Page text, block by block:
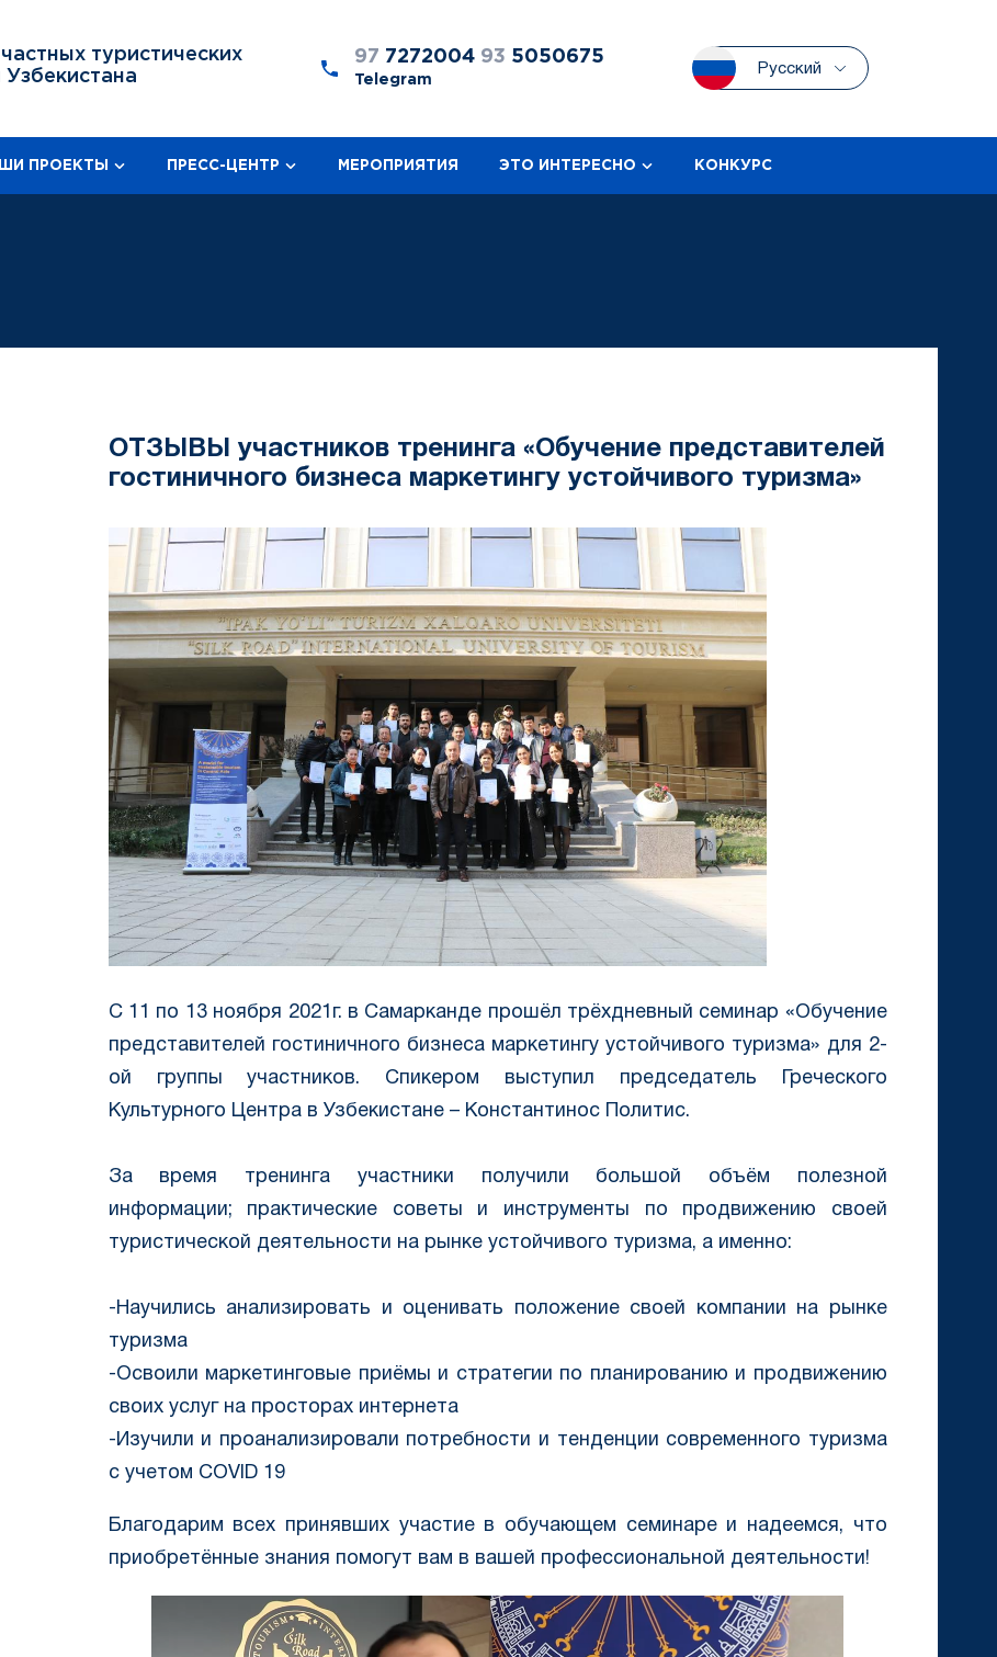
туристических
Узбекистана
97 7272004 93 5050675
Telegram
Русский
ПРОЕКТЫ ПРЕСС-ЦЕНТР МЕРОПРИЯТИЯ ЭТО ИНТЕРЕСНО КОНКУРС
ОТЗЫВЫ участников тренинга «Обучение представителей
гостиничного бизнеса маркетингу устойчивого туризма»
С 11 по 13 ноября 2021г. в Самарканде прошёл трёхдневный семинар «Обучение
представителей гостиничного бизнеса маркетингу устойчивого туризма» для 2-
ой группы участников. Спикером выступил председатель Греческого
Культурного Центра в Узбекистане – Константинос Политис.
За время тренинга участники получили большой объём полезной
информации; практические советы и инструменты по продвижению своей
туристической деятельности на рынке устойчивого туризма, а именно:
-Научились анализировать и оценивать положение своей компании на рынке
туризма
-Освоили маркетинговые приёмы и стратегии по планированию и продвижению
своих услуг на просторах интернета
-Изучили и проанализировали потребности и тенденции современного туризма
с учетом COVID 19
Благодарим всех принявших участие в обучающем семинаре и надеемся, что
приобретённые знания помогут вам в вашей профессиональной деятельности!